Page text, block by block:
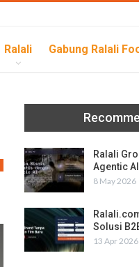
Ralali Gabung Ralali
Ralali
Agentic
8 May 2026
Solusi
13 Apr 2026